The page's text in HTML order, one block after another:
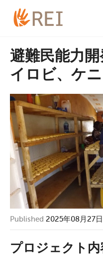
避難民能力
イロビ、ケ
Published 2025年08月27日
プロジェクト内